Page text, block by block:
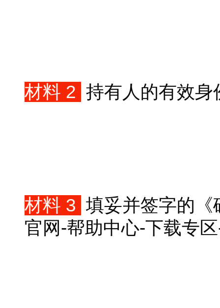
材料 2 持有人的有效身
材料 3 填妥并签字的《
官网-帮助中心-下载专